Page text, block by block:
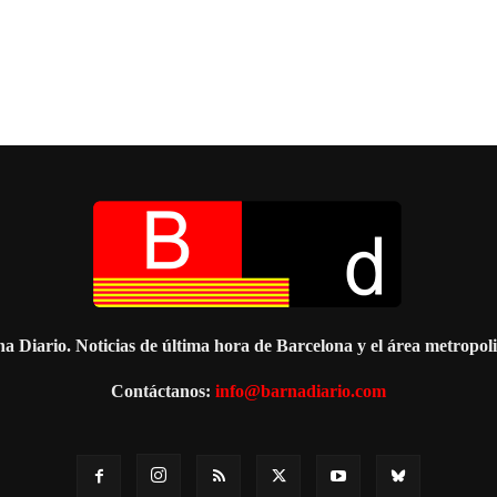
Diario. Noticias de última hora de Barcelona y el área
Contáctanos: info@barnadiario.com